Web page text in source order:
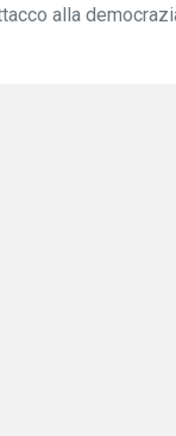
alla